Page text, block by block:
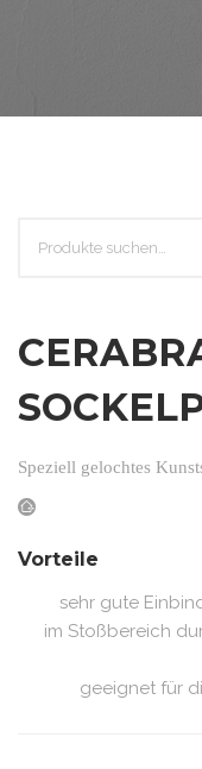
Speziell gelochtes
Vorteile
sehr gute
im Stoßbereich
geeignet für